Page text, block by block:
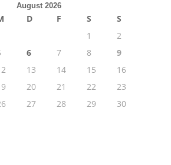
August 2026
D F S
S
1
2
6 7 8
9
13 14 15
16
20 21 22
23
27 28 29
30